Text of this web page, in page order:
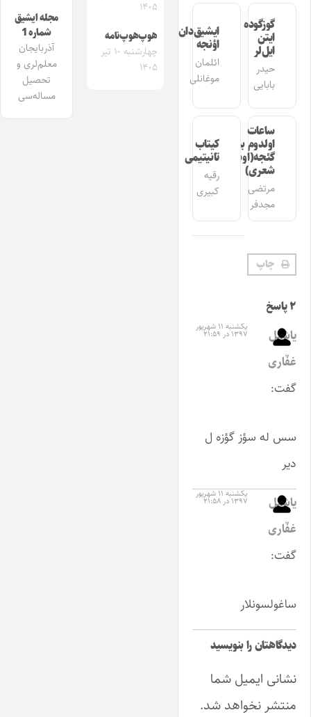
گوزگوده
ایتن
ایل‌لر
حیدر
بابایی
ایشیق‌دان
اؤنجه
ائلمان
موغانلی
ساعات
اولدوم بیر
گئجه(اوشاق
شعری)
مرتضی
مجدفر
کیتاب
تانیتیمی
رقیه
کبیری
چاپ
۲ پاسخ
یاشیل
غفّاری
گفت:
یکشنبه ۱۱ شهریور
۱۳۹۷ در ۲۱:۵۹
سس له سؤز گؤزه ل
دیر
یاشیل
غفّاری
گفت:
یکشنبه ۱۱ شهریور
۱۳۹۷ در ۲۱:۵۸
ساغولسونلار
دیدگاهتان را بنویسید
نشانی ایمیل شما
منتشر نخواهد شد.
۱۴۰۵
هوپ‌هوپ‌نامه
چهارشنبه ۱۰ تیر
۱۴۰۵
مجله ایشیق
شماره 1
آذربایجان
معلم‌لری و
تحصیل
مساله‌سی